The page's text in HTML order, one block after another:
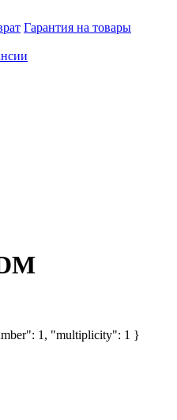
Гарантия на товары
1, "multiplicity": 1 }